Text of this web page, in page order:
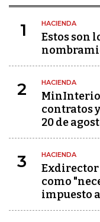
1 HACIENDA
Estos son
2 HACIENDA
contratos
20 de
3 HACIENDA
como
impuesto